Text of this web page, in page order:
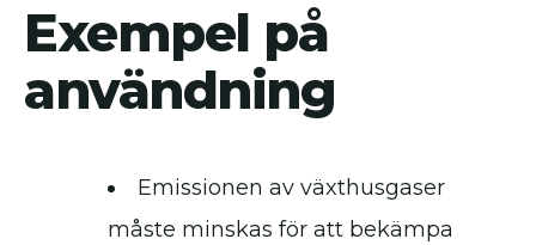
Exempel på
användning
Emissionen av växthusgaser
måste minskas för att bekämpa